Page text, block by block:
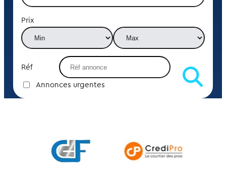
Prix
Réf
Annonces urgentes